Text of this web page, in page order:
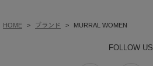
HOME ブランド MURRAL WOMEN
FOLLOW US